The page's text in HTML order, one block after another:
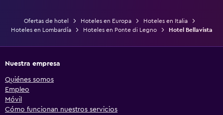
Ofertas de hotel Hoteles en Europa
Hoteles en Italia
Hoteles en Lombardía
Hoteles en Ponte di Legno Hotel Bellavista
Nuestra empresa
Quiénes somos
Empleo
Móvil
Cómo funcionan nuestros servicios